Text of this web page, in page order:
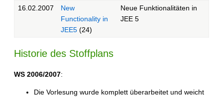
16.02.2007
New
Functionality in
JEE5 (24)
Neue Funktionalitäten in
JEE 5
Historie des Stoffplans
WS 2006/2007:
Die Vorlesung wurde komplett überarbeitet und weicht